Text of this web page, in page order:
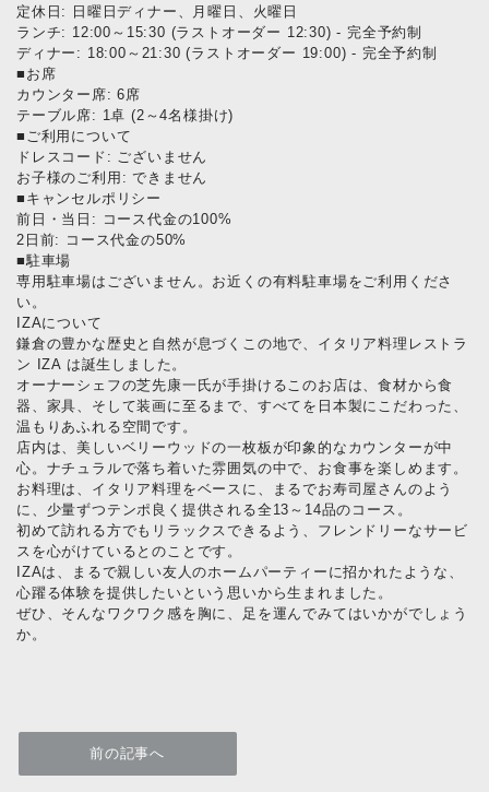
定休日: 日曜日ディナー、月曜日、火曜日
ランチ: 12:00～15:30 (ラストオーダー 12:30) - 完全予約制
ディナー: 18:00～21:30 (ラストオーダー 19:00) - 完全予約制
■お席
カウンター席: 6席
テーブル席: 1卓 (2～4名様掛け)
■ご利用について
ドレスコード: ございません
お子様のご利用: できません
■キャンセルポリシー
前日・当日: コース代金の100%
2日前: コース代金の50%
■駐車場
専用駐車場はございません。お近くの有料駐車場をご利用くださ
い。
IZAについて
鎌倉の豊かな歴史と自然が息づくこの地で、イタリア料理レストラ
ン IZA は誕生しました。
オーナーシェフの芝先康一氏が手掛けるこのお店は、食材から食
器、家具、そして装画に至るまで、すべてを日本製にこだわった、
温もりあふれる空間です。
店内は、美しいベリーウッドの一枚板が印象的なカウンターが中
心。ナチュラルで落ち着いた雰囲気の中で、お食事を楽しめます。
お料理は、イタリア料理をベースに、まるでお寿司屋さんのよう
に、少量ずつテンポ良く提供される全13～14品のコース。
初めて訪れる方でもリラックスできるよう、フレンドリーなサービ
スを心がけているとのことです。
IZAは、まるで親しい友人のホームパーティーに招かれたような、
心躍る体験を提供したいという思いから生まれました。
ぜひ、そんなワクワク感を胸に、足を運んでみてはいかがでしょう
か。
前の記事へ